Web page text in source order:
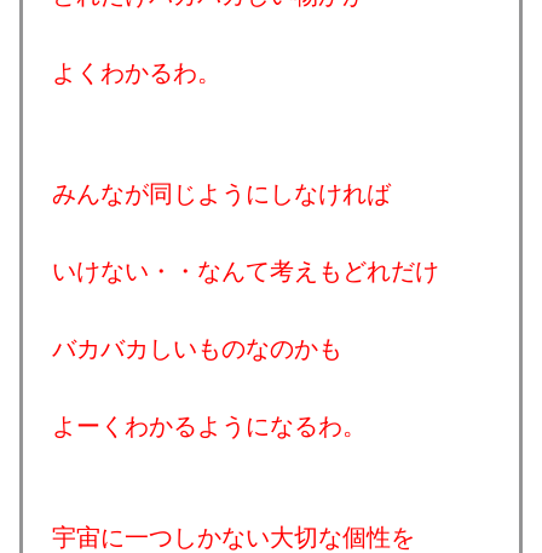
よくわかるわ。
みんなが同じようにしなければ
いけない・・なんて考えもどれだけ
バカバカしいものなのかも
よーくわかるようになるわ。
宇宙に一つしかない大切な個性を